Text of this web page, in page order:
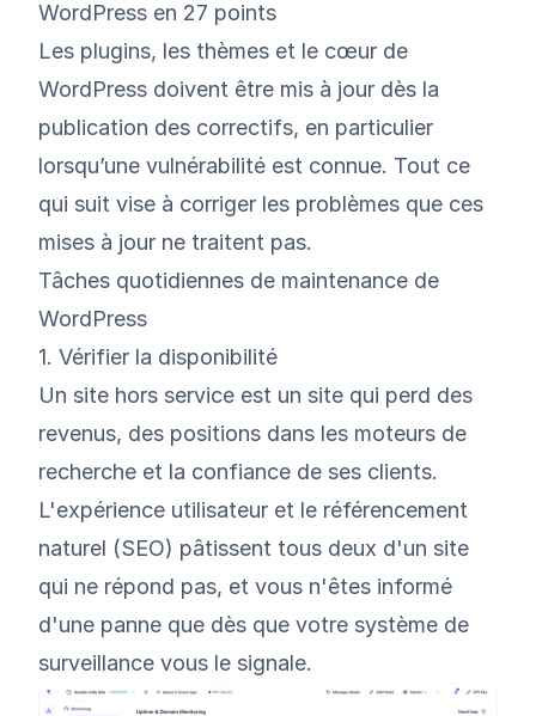
WordPress en 27 points
Les plugins, les thèmes et le cœur de
WordPress doivent être mis à jour dès la
publication des correctifs, en particulier
lorsqu’une vulnérabilité est connue. Tout ce
qui suit vise à corriger les problèmes que ces
mises à jour ne traitent pas.
Tâches quotidiennes de maintenance de
WordPress
1. Vérifier la disponibilité
Un site hors service est un site qui perd des
revenus, des positions dans les moteurs de
recherche et la confiance de ses clients.
L'expérience utilisateur et le référencement
naturel (SEO) pâtissent tous deux d'un site
qui ne répond pas, et vous n'êtes informé
d'une panne que dès que votre système de
surveillance vous le signale.